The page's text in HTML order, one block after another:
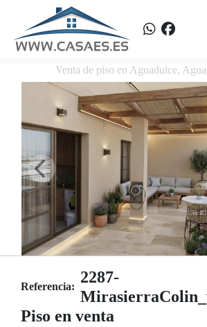
Venta de piso en Aguadulce,
Referencia:
2287-
Piso en venta